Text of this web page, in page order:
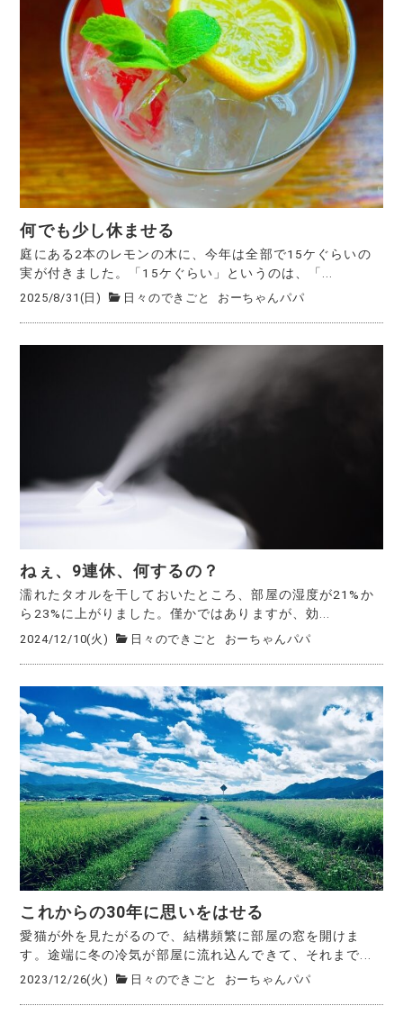
何でも少し休ませる
庭にある2本のレモンの木に、今年は全部で15ケぐらいの
実が付きました。「15ケぐらい」というのは、「...
2025/8/31(日) 日々のできごと おーちゃんパパ
ねぇ、9連休、何するの？
濡れたタオルを干しておいたところ、部屋の湿度が21%か
ら23%に上がりました。僅かではありますが、効...
2024/12/10(火) 日々のできごと おーちゃんパパ
これからの30年に思いをはせる
愛猫が外を見たがるので、結構頻繁に部屋の窓を開けま
す。途端に冬の冷気が部屋に流れ込んできて、それまで...
2023/12/26(火) 日々のできごと おーちゃんパパ